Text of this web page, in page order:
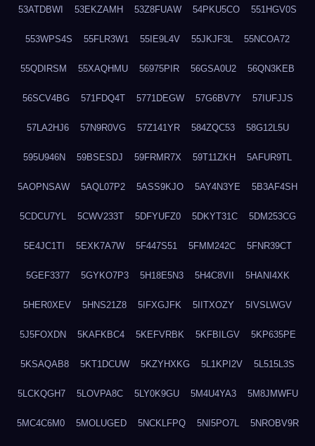
53ATDBWI 53EKZAMH 53Z8FUAW 54PKU5CO 551HGV0S
553WPS4S 55FLR3W1 55IE9L4V 55JKJF3L 55NCOA72
55QDIRSM 55XAQHMU 56975PIR 56GSA0U2 56QN3KEB
56SCV4BG 571FDQ4T 5771DEGW 57G6BV7Y 57IUFJJS
57LA2HJ6 57N9R0VG 57Z141YR 584ZQC53 58G12L5U
595U946N 59BSESDJ 59FRMR7X 59T11ZKH 5AFUR9TL
5AOPNSAW 5AQL07P2 5ASS9KJO 5AY4N3YE 5B3AF4SH
5CDCU7YL 5CWV233T 5DFYUFZ0 5DKYT31C 5DM253CG
5E4JC1TI 5EXK7A7W 5F447S51 5FMM242C 5FNR39CT
5GEF3377 5GYKO7P3 5H18E5N3 5H4C8VII 5HANI4XK
5HER0XEV 5HNS21Z8 5IFXGJFK 5IITXOZY 5IVSLWGV
5J5FOXDN 5KAFKBC4 5KEFVRBK 5KFBILGV 5KP635PE
5KSAQAB8 5KT1DCUW 5KZYHXKG 5L1KPI2V 5L515L3S
5LCKQGH7 5LOVPA8C 5LY0K9GU 5M4U4YA3 5M8JMWFU
5MC4C6M0 5MOLUGED 5NCKLFPQ 5NI5PO7L 5NROBV9R